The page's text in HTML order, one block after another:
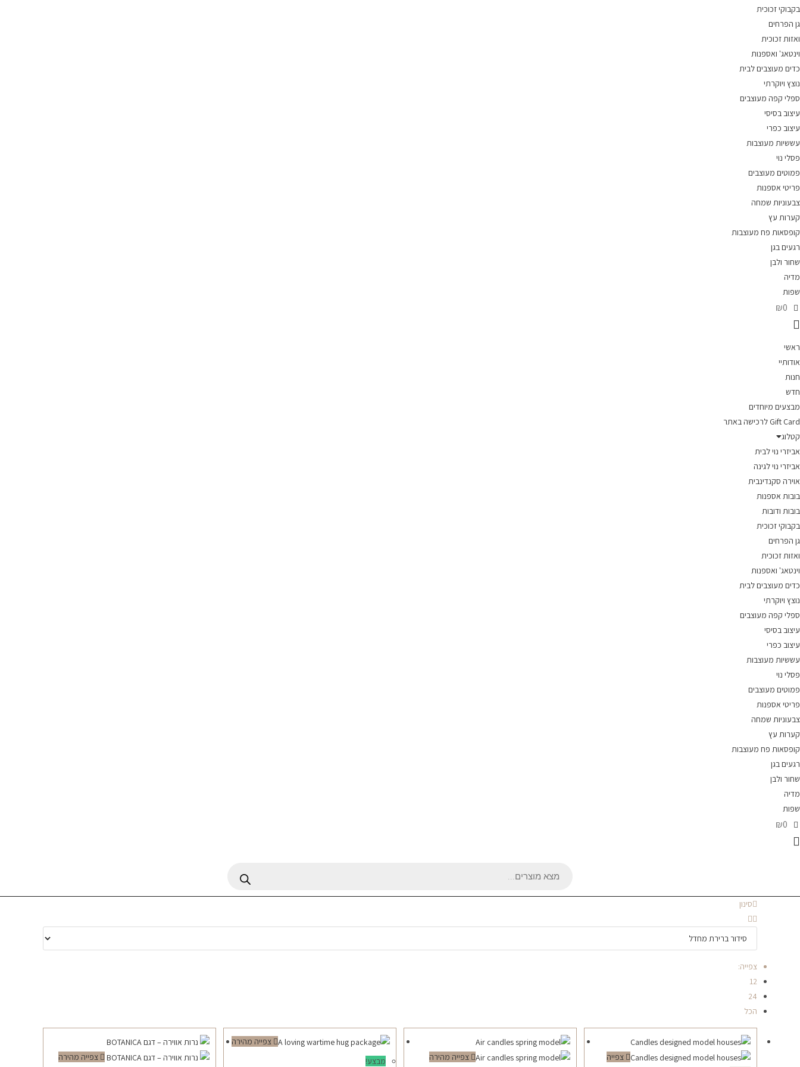
בקבוקי זכוכית
גן הפרחים
ואזות זכוכית
וינטאג' ואספנות
כדים מעוצבים לבית
נוצץ ויוקרתי
ספלי קפה מעוצבים
עיצוב בסיסי
עיצוב כפרי
עששיות מעוצבות
פסלי נוי
פמוטים מעוצבים
פריטי אספנות
צבעוניות שמחה
קערות עץ
קופסאות פח מעוצבות
רגעים בגן
שחור ולבן
מדיה
שפות
₪0
ראשי
אודותיי
חנות
חדש
מבצעים מיוחדים
Gift Card לרכישה באתר
קטלוג
אביזרי נוי לבית
אביזרי נוי לגינה
אוירה סקנדינבית
בובות אספנות
בובות ודובות
בקבוקי זכוכית
גן הפרחים
ואזות זכוכית
וינטאג' ואספנות
כדים מעוצבים לבית
נוצץ ויוקרתי
ספלי קפה מעוצבים
עיצוב בסיסי
עיצוב כפרי
עששיות מעוצבות
פסלי נוי
פמוטים מעוצבים
פריטי אספנות
צבעוניות שמחה
קערות עץ
קופסאות פח מעוצבות
רגעים בגן
שחור ולבן
מדיה
שפות
₪0
search
סינון
צפייה:
12
24
הכל
צפייה מהירה
צפייה מהירה
מבצע!
צפייה מהירה
צפייה